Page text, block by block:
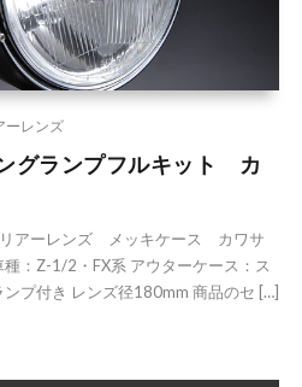
ーレンズ
グランプフルキット カ
アーレンズ メッキケース カワサ
：Z-1/2・FX系 アウターケース：ス
プ付き レンズ径180mm 商品のセ […]